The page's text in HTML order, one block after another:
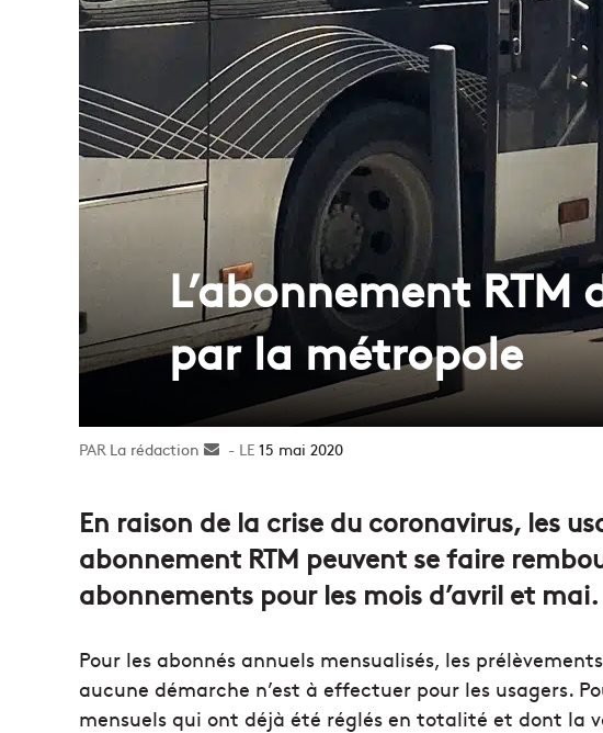
L’abonnement
par la métropole
La rédaction
Envoyer15 mai 2020
En raison de la crise du coronavirus, les
abonnement RTM peuvent se faire
abonnements pour les mois d’avril et mai.
Pour les abonnés annuels mensualisés, les
aucune démarche n’est à effectuer pour les usagers.
mensuels qui ont déjà été réglés en totalité et dont la